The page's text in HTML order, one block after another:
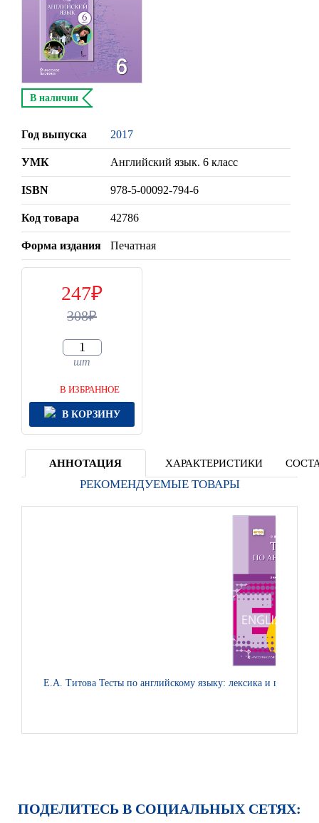
В наличии
Год выпуска 2017
УМК Английский язык. 6 класс
ISBN 978-5-00092-794-6
Код товара 42786
Форма издания Печатная
247
308
шт
В ИЗБРАННОЕ
В КОРЗИНУ
АННОТАЦИЯ ХАРАКТЕРИСТИКИ
РЕКОМЕНДУЕМЫЕ ТОВАРЫ
Е.А. Титова Тесты по английскому языку: лексика и
ПОДЕЛИТЕСЬ В СОЦИАЛЬНЫХ СЕТЯХ: